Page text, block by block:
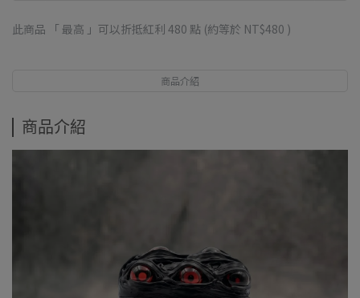
此商品 「 最高 」可以折抵紅利 480 點 (約等於 NT$480 )
商品介紹
商品介紹